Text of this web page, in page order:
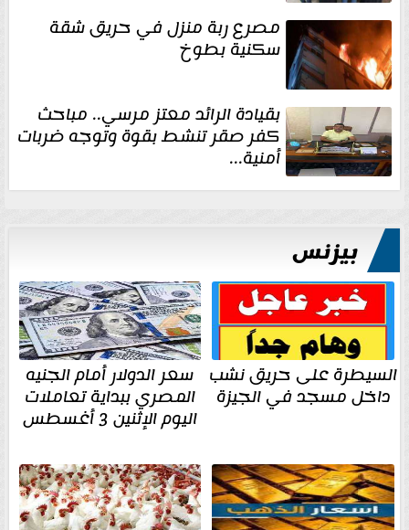
مصرع ربة منزل في حريق شقة
سكنية بطوخ
بقيادة الرائد معتز مرسي.. مباحث
كفر صقر تنشط بقوة وتوجه ضربات
أمنية...
بيزنس
السيطرة على حريق نشب
داخل مسجد في الجيزة
سعر الدولار أمام الجنيه
المصري ببداية تعاملات
اليوم الإثنين 3 أغسطس